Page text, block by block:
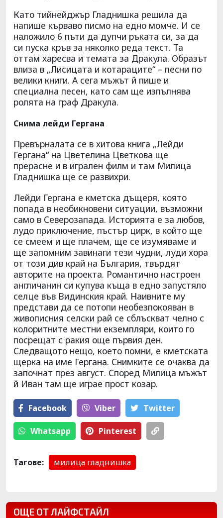
Като тийнейджър Гладнишка решила да
напише кърваво писмо на едно момче. И се
наложило 6 пъти да дупчи ръката си, за да
си пуска кръв за няколко реда текст. Та
оттам харесва и темата за Дракула. Образът
влиза в „Лисицата и котараците“ – песни по
велики книги. А сега мъжът й пише и
специална песен, като сам ще изпълнява
ролята на граф Дракула.
Снима лейди Гергана
Превърналата се в хитова книга „Лейди
Гергана“ на Цветелина Цветкова ще
прерасне и в игрален филм и там Милица
Гладнишка ще се развихри.
Лейди Гергана е кметска дъщеря, която
попада в необикновени ситуации, възможни
само в Северозапада. Историята е за любов,
лудо приключение, пъстър цирк, в който ще
се смеем и ще плачем, ще се изумяваме и
ще запомним завинаги тези чудни, луди хора
от този див край на България, твърдят
авторите на проекта. Романтично настроен
англичанин си купува къща в едно запустяло
селце във Видинския край. Наивните му
представи да се потопи необезпокояван в
живописния селски рай се сблъскват челно с
колоритните местни екземпляри, които го
посрещат с ракия още първия ден.
Следващото нещо, което помни, е кметската
щерка на име Гергана. Снимките се очаква да
започнат през август. Според Милица мъжът
й Иван там ще играе прост козар.
Facebook Viber Тwitter
Whatsapp Pinterest
Тагове: милица гладнишка
ОЩЕ ОТ ЛАЙФСТАЙЛ